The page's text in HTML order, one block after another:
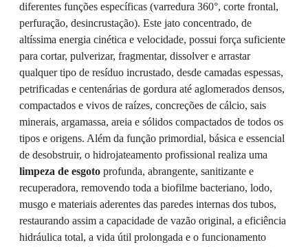
diferentes funções específicas (varredura 360°, corte frontal,
perfuração, desincrustação). Este jato concentrado, de
altíssima energia cinética e velocidade, possui força suficiente
para cortar, pulverizar, fragmentar, dissolver e arrastar
qualquer tipo de resíduo incrustado, desde camadas espessas,
petrificadas e centenárias de gordura até aglomerados densos,
compactados e vivos de raízes, concreções de cálcio, sais
minerais, argamassa, areia e sólidos compactados de todos os
tipos e origens. Além da função primordial, básica e essencial
de desobstruir, o hidrojateamento profissional realiza uma
limpeza de esgoto profunda, abrangente, sanitizante e
recuperadora, removendo toda a biofilme bacteriano, lodo,
musgo e materiais aderentes das paredes internas dos tubos,
restaurando assim a capacidade de vazão original, a eficiência
hidráulica total, a vida útil prolongada e o funcionamento